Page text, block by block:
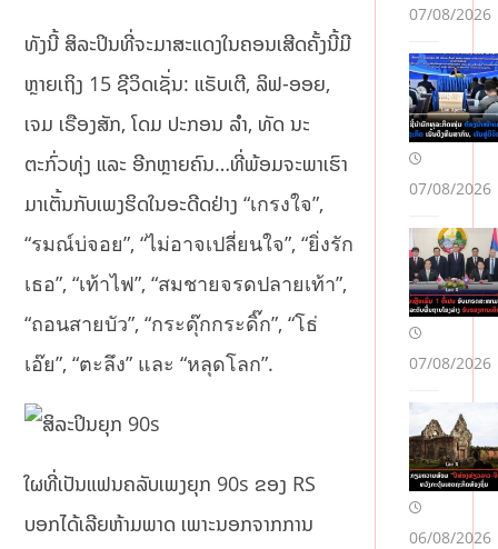
ທັງນີ້ ສິລະປິນທີ່ຈະມາສະແດງໃນຄອນເສີດຄັ້ງນີ້ມີ
ຫຼາຍເຖິງ 15 ຊີວິດເຊັ່ນ: ແຣັບເຕີ, ລິຟ-ອອຍ,
ເຈມ ເຣືອງສັກ, ໂດມ ປະກອນ ລໍາ, ທັດ ນະ
ຕະກົ່ວທຸ່ງ ແລະ ອີກຫຼາຍຄົນ…ທີ່ພ້ອມຈະພາເຮົາ
ມາເຕັ້ນກັບເພງຮິດໃນອະດີດຢ່າງ “เกรงใจ”,
“รมณ์บ่จอย”, “ไม่อาจเปลี่ยนใจ”, “ยิ่งรัก
เธอ”, “เท้าไฟ”, “สมชายจรดปลายเท้า”,
“ถอนสายบัว”, “กระดุ๊กกระดิ๊ก”, “โธ่
เอ๊ย”, “ตะลึง” และ “หลุดโลก”.
ໃຜທີ່ເປັນແຟນຄລັບເພງຍຸກ 90s ຂອງ RS
ບອກໄດ້ເລີຍຫ້າມພາດ ເພາະນອກຈາກການ
07/08/2026
07/08/2026
07/08/2026
06/08/2026